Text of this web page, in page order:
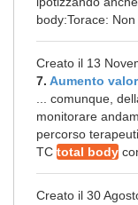
body:Torace:
Creato il 13
7. Aumento
... comunque,
monitorare
percorso
TC total body
Creato il 30